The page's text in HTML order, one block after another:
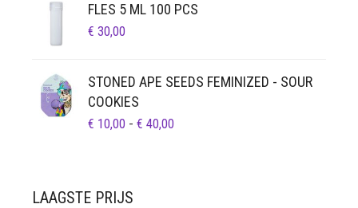
FLES 5 ML 100 PCS
€ 30,00
STONED APE SEEDS FEMINIZED - SOUR
COOKIES
€ 10,00 - € 40,00
LAAGSTE PRIJS